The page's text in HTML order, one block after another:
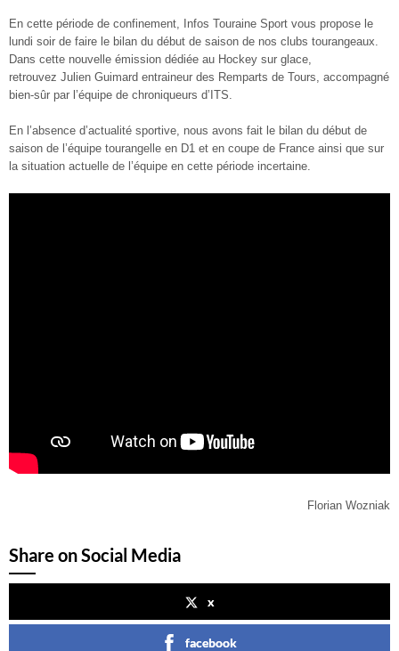
En cette période de confinement, Infos Touraine Sport vous propose le
lundi soir de faire le bilan du début de saison de nos clubs tourangeaux.
Dans cette nouvelle émission dédiée au Hockey sur glace,
retrouvez Julien Guimard entraineur des Remparts de Tours, accompagné
bien-sûr par l’équipe de chroniqueurs d’ITS.
En l’absence d’actualité sportive, nous avons fait le bilan du début de
saison de l’équipe tourangelle en D1 et en coupe de France ainsi que sur
la situation actuelle de l’équipe en cette période incertaine.
Florian Wozniak
Share on Social Media
x
facebook